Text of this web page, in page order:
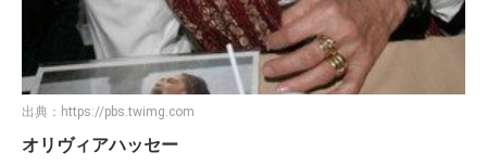
出典： https://pbs.twimg.com
オリヴィアハッセー